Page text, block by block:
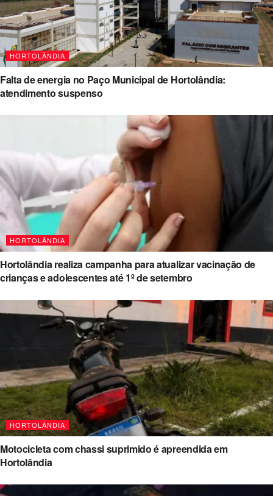
HORTOLÂNDIA
Falta de energia no Paço Municipal de Hortolândia:
atendimento suspenso
HORTOLÂNDIA
Hortolândia realiza campanha para atualizar vacinação de
crianças e adolescentes até 1º de setembro
HORTOLÂNDIA
Motocicleta com chassi suprimido é apreendida em
Hortolândia